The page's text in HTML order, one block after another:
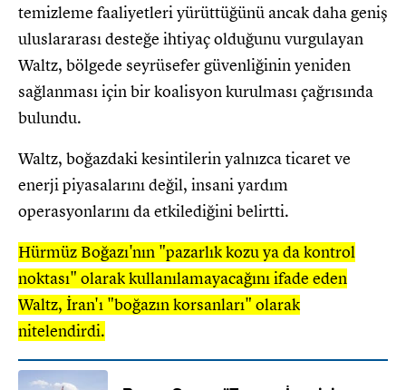
temizleme faaliyetleri yürüttüğünü ancak daha geniş
uluslararası desteğe ihtiyaç olduğunu vurgulayan
Waltz, bölgede seyrüsefer güvenliğinin yeniden
sağlanması için bir koalisyon kurulması çağrısında
bulundu.
Waltz, boğazdaki kesintilerin yalnızca ticaret ve
enerji piyasalarını değil, insani yardım
operasyonlarını da etkilediğini belirtti.
Hürmüz Boğazı'nın "pazarlık kozu ya da kontrol
noktası" olarak kullanılamayacağını ifade eden
Waltz, İran'ı "boğazın korsanları" olarak
nitelendirdi.